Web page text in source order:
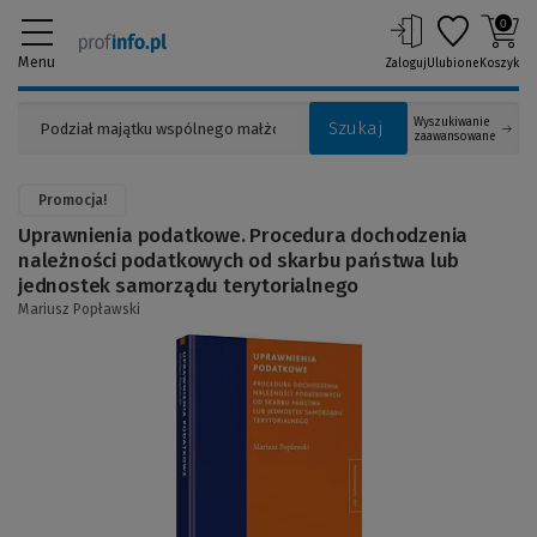
Menu
Szukaj
Wyszukiwanie
zaawansowane
ZalogujUlubione
0
Koszyk
Promocja!
(Link
Uprawnienia podatkowe. Procedura dochodzenia
należności podatkowych od skarbu państwa lub
jednostek samorządu terytorialnego
Mariusz Popławski